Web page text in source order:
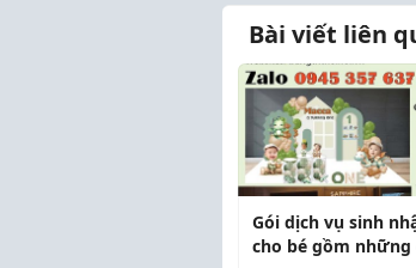
Bài viết liên
Gói dịch vụ sinh
cho bé gồm những